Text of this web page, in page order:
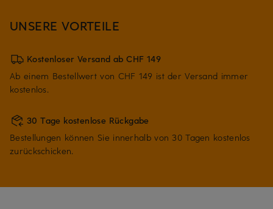
UNSERE VORTEILE
Kostenloser Versand ab CHF 149
Ab einem Bestellwert von CHF 149 ist der Versand immer
kostenlos.
30 Tage kostenlose Rückgabe
Bestellungen können Sie innerhalb von 30 Tagen kostenlos
zurückschicken.